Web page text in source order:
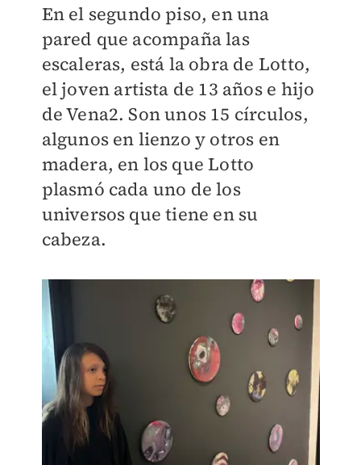
En el segundo piso, en una
pared que acompaña las
escaleras, está la obra de Lotto,
el joven artista de 13 años e hijo
de Vena2. Son unos 15 círculos,
algunos en lienzo y otros en
madera, en los que Lotto
plasmó cada uno de los
universos que tiene en su
cabeza.